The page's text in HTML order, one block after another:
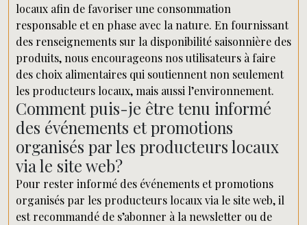
locaux afin de favoriser une consommation
responsable et en phase avec la nature. En fournissant
des renseignements sur la disponibilité saisonnière des
produits, nous encourageons nos utilisateurs à faire
des choix alimentaires qui soutiennent non seulement
les producteurs locaux, mais aussi l’environnement.
Comment puis-je être tenu informé
des événements et promotions
organisés par les producteurs locaux
via le site web?
Pour rester informé des événements et promotions
organisés par les producteurs locaux via le site web, il
est recommandé de s’abonner à la newsletter ou de